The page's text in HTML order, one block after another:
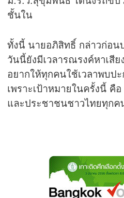
ชั้นใน
ทั้งนี้ นายอภิสิทธิ์ กล่าวก่อน
วันนี้ยังมีเวลารณรงค์หาเสีย
อยากให้ทุกคนใช้เวลาพบป
เพราะเป้าหมายในครั้งนี้ คื
และประชาชนชาวไทยทุกค